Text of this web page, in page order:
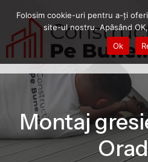
Montaj
Folosim cookie-uri pentru a-ți
site-ul nostru. Apăsând
Ok